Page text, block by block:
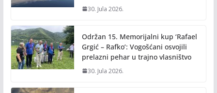
30. Jula 2026.
Održan 15. Memorijalni kup ‘Rafael
Grgić – Rafko’: Vogošćani osvojili
prelazni pehar u trajno vlasništvo
30. Jula 2026.